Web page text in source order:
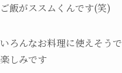
ご飯がススムくんです(笑)
いろんなお料理に使えそうで
楽しみです